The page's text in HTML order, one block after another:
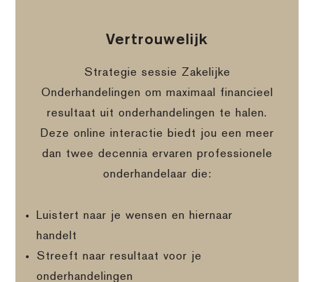
Vertrouwelijk
Strategie sessie Zakelijke
Onderhandelingen om maximaal financieel
resultaat uit onderhandelingen te halen.
Deze online interactie biedt jou een meer
dan twee decennia ervaren professionele
onderhandelaar die:
Luistert naar je wensen en hiernaar
handelt
Streeft naar resultaat voor je
onderhandelingen